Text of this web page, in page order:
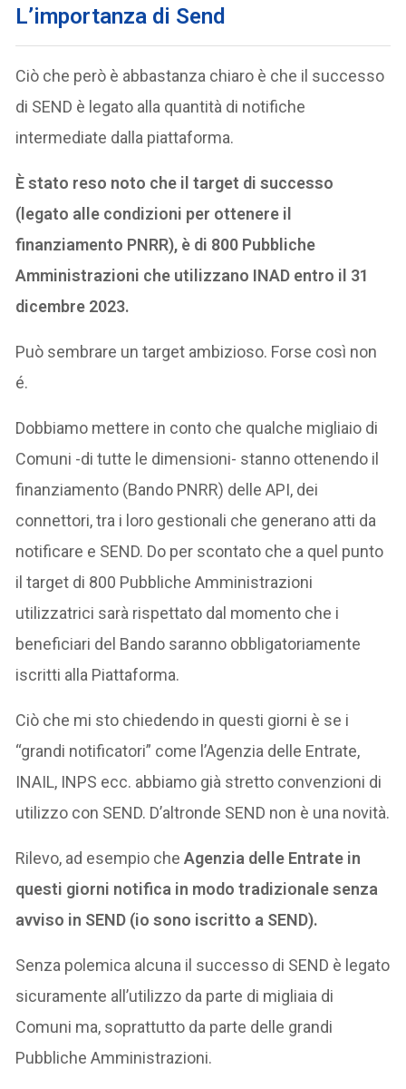
L’importanza di Send
Ciò che però è abbastanza chiaro è che il successo
di SEND è legato alla quantità di notifiche
intermediate dalla piattaforma.
È stato reso noto che il target di successo
(legato alle condizioni per ottenere il
finanziamento PNRR), è di 800 Pubbliche
Amministrazioni che utilizzano INAD entro il 31
dicembre 2023.
Può sembrare un target ambizioso. Forse così non
é.
Dobbiamo mettere in conto che qualche migliaio di
Comuni -di tutte le dimensioni- stanno ottenendo il
finanziamento (Bando PNRR) delle API, dei
connettori, tra i loro gestionali che generano atti da
notificare e SEND. Do per scontato che a quel punto
il target di 800 Pubbliche Amministrazioni
utilizzatrici sarà rispettato dal momento che i
beneficiari del Bando saranno obbligatoriamente
iscritti alla Piattaforma.
Ciò che mi sto chiedendo in questi giorni è se i
“grandi notificatori” come l’Agenzia delle Entrate,
INAIL, INPS ecc. abbiamo già stretto convenzioni di
utilizzo con SEND. D’altronde SEND non è una novità.
Rilevo, ad esempio cheAgenzia delle Entrate in
questi giorni notifica in modo tradizionale senza
avviso in SEND (io sono iscritto a SEND).
Senza polemica alcuna il successo di SEND è legato
sicuramente all’utilizzo da parte di migliaia di
Comuni ma, soprattutto da parte delle grandi
Pubbliche Amministrazioni.